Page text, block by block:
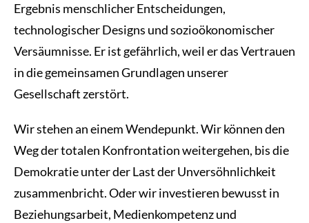
Ergebnis menschlicher Entscheidungen,
technologischer Designs und sozioökonomischer
Versäumnisse. Er ist gefährlich, weil er das Vertrauen
in die gemeinsamen Grundlagen unserer
Gesellschaft zerstört.
Wir stehen an einem Wendepunkt. Wir können den
Weg der totalen Konfrontation weitergehen, bis die
Demokratie unter der Last der Unversöhnlichkeit
zusammenbricht. Oder wir investieren bewusst in
Beziehungsarbeit, Medienkompetenz und